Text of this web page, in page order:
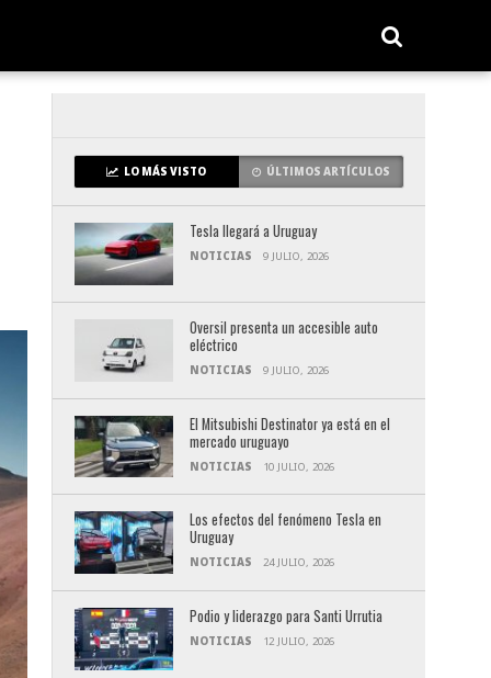
LO MÁS VISTO ÚLTIMOS ARTÍCULOS
Tesla llegará a Uruguay
NOTICIAS 9 JULIO, 2026
Oversil presenta un accesible auto
eléctrico
NOTICIAS 9 JULIO, 2026
El Mitsubishi Destinator ya está en el
mercado uruguayo
NOTICIAS 10 JULIO, 2026
Los efectos del fenómeno Tesla en
Uruguay
NOTICIAS 24 JULIO, 2026
Podio y liderazgo para Santi Urrutia
NOTICIAS 12 JULIO, 2026